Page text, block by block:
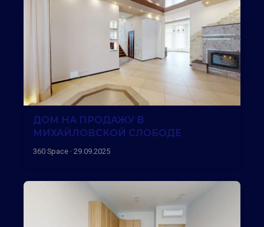
ДОМ НА ПРОДАЖУ В
МИХАЙЛОВСКОЙ СЛОБОДЕ
360 Space · 29.09.2025